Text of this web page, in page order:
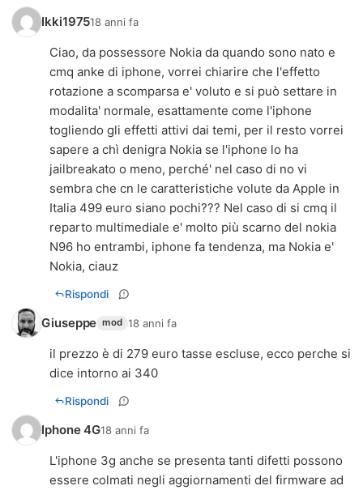
Ikki197518 anni fa
Ciao, da possessore Nokia da quando sono nato e
cmq anke di iphone, vorrei chiarire che l'effetto
rotazione a scomparsa e' voluto e si può settare in
modalita' normale, esattamente come l'iphone
togliendo gli effetti attivi dai temi, per il resto vorrei
sapere a chì denigra Nokia se l'iphone lo ha
jailbreakato o meno, perché' nel caso di no vi
sembra che cn le caratteristiche volute da Apple in
Italia 499 euro siano pochi??? Nel caso di si cmq il
reparto multimediale e' molto più scarno del nokia
N96 ho entrambi, iphone fa tendenza, ma Nokia e'
Nokia, ciauz
Rispondi
Giuseppe mod 18 anni fa
il prezzo è di 279 euro tasse escluse, ecco perche si
dice intorno ai 340
Rispondi
Iphone 4G18 anni fa
L'iphone 3g anche se presenta tanti difetti possono
essere colmati negli aggiornamenti del firmware ad